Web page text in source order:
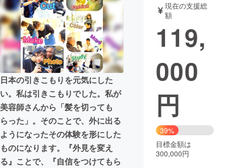
テクノロジー・ガジェット
映像・映画 書籍・雑誌
ビジネス・起業 チャレンジ
まちづくり・地域活性化
CAMPFIRE for Social Good
CAMPFIRE Creation
CAMPFIREふるさと納税
コミュニティ
日本の引きこもりを元気にした
い。私は引きこもりでした。私が
美容師さんから「髪を切っても
らった」。そのことで、外に出る
ようになったその体験を形にした
ものになります。『外見を変え
る』ことで、『自信をつけてもら
現在の支援総
額
119,
000
円
39%
目標金額は
300,000円